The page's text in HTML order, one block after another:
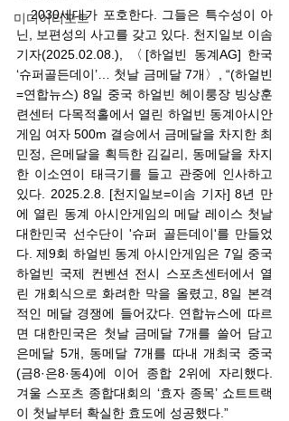
미디어리포트
2030세대가 포호한다. 그들은 특수성이 아
닌, 보편성의 사고를 갖고 있다. 천지일보 이솜
기자(2025.02.08.), 〈[하얼빈 동계AG] 한국
‘슈퍼골든데이’… 첫날 금메달 7개〉, “(하얼빈
=연합뉴스) 8일 중국 하얼빈 헤이룽장 빙상훈
련센터 다목적홀에서 열린 하얼빈 동계아시안
게임 여자 500m 결승에서 금메달을 차지한 최
민정, 은메달을 획득한 김길리, 동메달을 차지
한 이소연이 태극기를 들고 관중에 인사하고
있다. 2025.2.8. [천지일보=이솜 기자] 8년 만
에 열린 동계 아시안게임의 메달 레이스 첫날
대한민국 선수단이 '슈퍼 골든데이'를 만들었
다. 제9회 하얼빈 동계 아시안게임은 7일 중국
하얼빈 국제 컨벤션 전시 스포츠센터에서 열
린 개회식으로 화려한 막을 올렸고, 8일 본격
적인 메달 경쟁에 들어갔다. 연합뉴스에 따르
면 대한민국은 첫날 금메달 7개를 쓸어 담고
은메달 5개, 동메달 7개를 따내 개최국 중국
(금8·은8·동4)에 이어 종합 2위에 자리했다.
겨울 스포츠 종합대회의 ‘효자 종목’ 쇼트트랙
이 첫날부터 확실한 효도에 성공했다.”